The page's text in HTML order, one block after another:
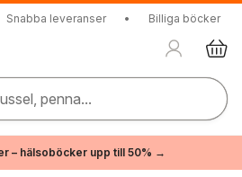
Snabba leveranser • Billiga böcker
penna...
– hälsoböcker upp till 50% →